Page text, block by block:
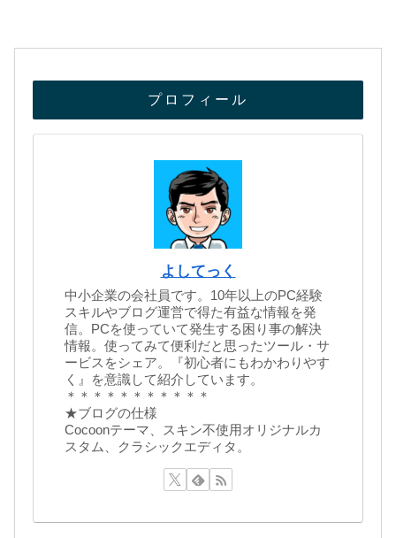
プロフィール
よしてっく
中小企業の会社員です。10年以上のPC経験
スキルやブログ運営で得た有益な情報を発
信。PCを使っていて発生する困り事の解決
情報。使ってみて便利だと思ったツール・サ
ービスをシェア。『初心者にもわかわりやす
く』を意識して紹介しています。
＊＊＊＊＊＊＊＊＊＊＊
★ブログの仕様
Cocoonテーマ、スキン不使用オリジナルカ
スタム、クラシックエディタ。